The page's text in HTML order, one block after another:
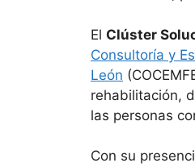
El Clúster
Consultoría y
León
rehabilitación,
las personas
Con su